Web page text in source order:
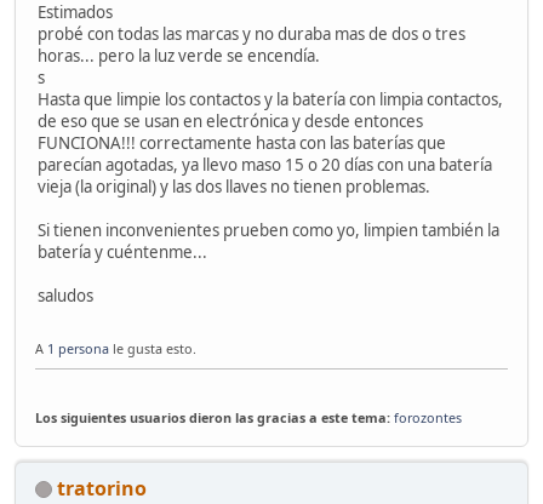
Estimados
probé con todas las marcas y no duraba mas de dos o tres
horas... pero la luz verde se encendía.
s
Hasta que limpie los contactos y la batería con limpia contactos,
de eso que se usan en electrónica y desde entonces
FUNCIONA!!! correctamente hasta con las baterías que
parecían agotadas, ya llevo maso 15 o 20 días con una batería
vieja (la original) y las dos llaves no tienen problemas.
Si tienen inconvenientes prueben como yo, limpien también la
batería y cuéntenme...
saludos
A 1 persona le gusta esto.
Los siguientes usuarios dieron las gracias a este tema: forozontes
tratorino